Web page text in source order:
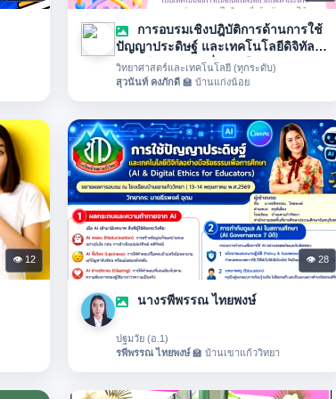
การอบรมเชิงปฎิบัติการด้านการใช้
ปัญญาประดิษฐ์ และเทคโนโลยีดิจิทัล
อย่างมีจริยธรรมเพื่อการศึกษา
วิทยาศาสตร์และเทคโนโลยี (ทุกระดับ)
สุวนันท์ คงภักดี 🏫 บ้านแก่งน้อย
👁 12 👁 28
นางรพีพรรณ ไทยพงษ์
ปฐมวัย (อ.1)
รพีพรรณ ไทยพงษ์ 🏫 บ้านเขาแก้ววิทยา